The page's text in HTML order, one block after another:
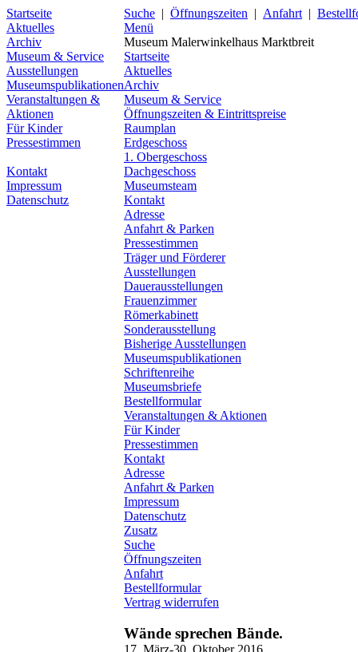
Startseite
Aktuelles
Archiv
Museum & Service
Ausstellungen
Museumspublikationen
Veranstaltungen &
Aktionen
Für Kinder
Pressestimmen
Kontakt
Impressum
Datenschutz
Suche | Öffnungszeiten | Anfahrt |
Menü
Museum Malerwinkelhaus Marktbreit
Startseite
Aktuelles
Archiv
Museum & Service
Öffnungszeiten & Eintrittspreise
Raumplan
Erdgeschoss
1. Obergeschoss
Dachgeschoss
Museumsteam
Kontakt
Adresse
Anfahrt & Parken
Pressestimmen
Träger und Förderer
Ausstellungen
Dauerausstellungen
Frauenzimmer
Römerkabinett
Sonderausstellung
Bisherige Ausstellungen
Museumspublikationen
Schriftenreihe
Museumsbriefe
Bestellformular
Veranstaltungen & Aktionen
Für Kinder
Pressestimmen
Kontakt
Adresse
Anfahrt & Parken
Impressum
Datenschutz
Zusatz
Suche
Öffnungszeiten
Anfahrt
Bestellformular
Vertrag widerrufen
Wände sprechen Bände.
17. März-30. Oktober 2016